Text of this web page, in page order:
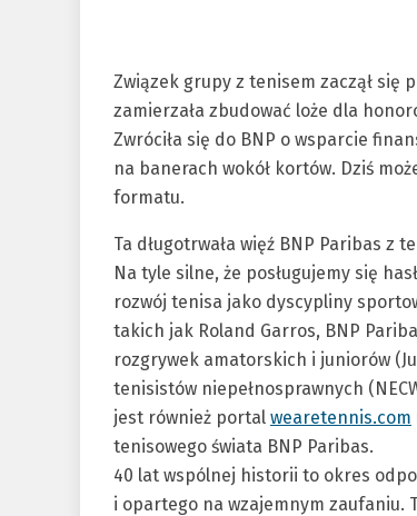
Związek grupy z tenisem zaczął się
zamierzała zbudować loże dla
Zwróciła się do BNP o wsparcie
na banerach wokół kortów. Dziś
formatu.
Ta długotrwała więź BNP Paribas z
Na tyle silne, że posługujemy się
rozwój tenisa jako dyscypliny
takich jak Roland Garros, BNP
rozgrywek amatorskich i juniorów
tenisistów niepełnosprawnych
jest również portal wearetennis.com
tenisowego świata BNP Paribas.
40 lat wspólnej historii to okres
i opartego na wzajemnym zaufaniu.